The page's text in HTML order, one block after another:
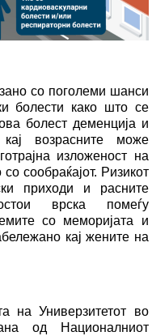
со поголеми шанси
болести како што се
болест деменција и
кај возрасните може
изложеност на
сообраќајот. Ризикот
приходи и расните
врска помеѓу
со меморијата и
кај жените на
на Универзитетот во
од Националниот